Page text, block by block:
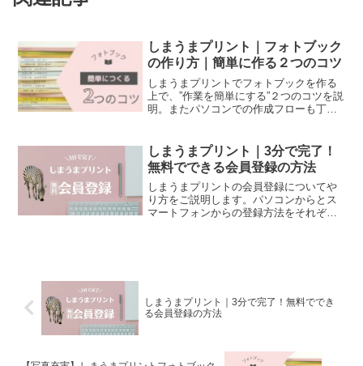
しまうまプリント｜フォトブック
の作り方｜簡単に作る２つのコツ
しまうまプリントでフォトブックを作る
上で、”作業を簡単にする”２つのコツを説
明。またパソコンでの作成フローも丁寧
しまうまプリント｜3分で完了！
無料でできる会員登録の方法
しまうまプリントの会員登録についてや
り方をご説明します。パソコンからとス
マートフォンからの登録方法をそれぞれ
しまうまプリント｜3分で完了！無料ででき
る会員登録の方法